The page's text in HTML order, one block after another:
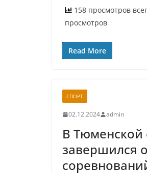
158 просмотров
просмотров
Read More
СПОРТ
02.12.2024 admin
В Тюменской
завершился